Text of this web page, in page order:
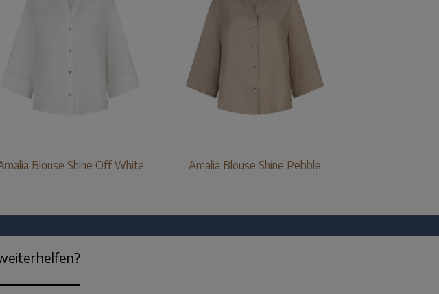
Blouse Shine Off White Amalia Blouse Shine Pebble